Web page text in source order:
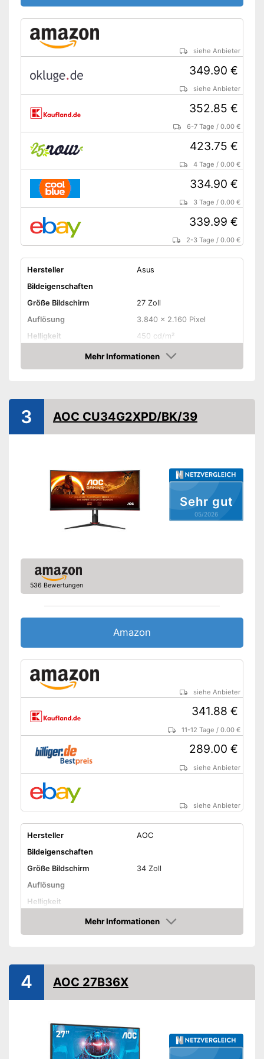
siehe Anbieter
349.90 €
siehe Anbieter
352.85 €
6-7 Tage /0.00 €
423.75 €
4 Tage /0.00 €
334.90 €
3 Tage /0.00 €
339.99 €
2-3 Tage /0.00 €
Hersteller
Asus
Bildeigenschaften
Größe Bildschirm
27 Zoll
Auflösung
3.840 x 2.160 Pixel
Helligkeit
450 cd/m²
1.000 : 1
Reaktionszeit
1 ms
HDMI-Anschluss
Extras
Lautsprecher
Energieeffizienzklasse
Gewicht
Lässt sich einfach in der Höhe
siehe Anbieter
Mehr Informationen
Amazon
Sehr gut
05/2026
3 AOC CU34G2XPD/BK/39
536 Bewertungen
Amazon
siehe Anbieter
341.88 €
11-12 Tage /0.00 €
289.00 €
siehe Anbieter
siehe Anbieter
Hersteller
AOC
Bildeigenschaften
Größe Bildschirm
34 Zoll
Auflösung
Helligkeit
Reaktionszeit
Anschlüsse
HDMI-Anschluss
Lautsprecher
Mehr Informationen
Amazon
4 AOC 27B36X